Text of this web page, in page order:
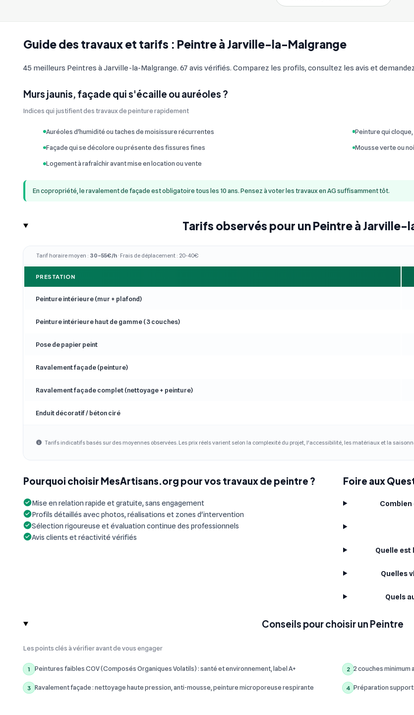
Guide des travaux et tarifs : Peintre à Jarville-la-Malgrange
45 meilleurs Peintres à Jarville-la-Malgrange. 67 avis vérifiés. Comparez les profils, consultez les avis et
Murs jaunis, façade qui s'écaille ou auréoles ?
Indices qui justifient des travaux de peinture rapidement
Auréoles d'humidité ou taches de moisissure récurrentes Peinture qui
Façade qui se décolore ou présente des fissures fines Mousse verte ou
Logement à rafraîchir avant mise en location ou vente
En copropriété, le ravalement de façade est obligatoire tous les 10 ans. Pensez à voter les travaux en AG suffisamment tôt.
Tarifs observés pour un Peintre à
Tarif horaire moyen : 30–55€/h · Frais de déplacement : 20-40€
PRESTATION
Peinture intérieure (mur + plafond)
Peinture intérieure haut de gamme (3 couches)
Pose de papier peint
Ravalement façade (peinture)
Ravalement façade complet (nettoyage + peinture)
Enduit décoratif / béton ciré
Tarifs indicatifs basés sur des moyennes observées. Les prix réels varient selon la complexité du projet, l'accessibilité, les matériaux et la
Pourquoi choisir MesArtisans.org pour vos travaux de peintre ?
Mise en relation rapide et gratuite, sans engagement
Profils détaillés avec photos, réalisations et zones d'intervention
Sélection rigoureuse et évaluation continue des professionnels
Avis clients et réactivité vérifiés
Foire aux
Quelle est
Quelles
Quels
Conseils pour choisir un Peintre
Les points clés à vérifier avant de vous engager
1 Peintures faibles COV (Composés Organiques Volatils) : santé et environnement, label A+ 2 2 couches minimum
3 Ravalement façade : nettoyage haute pression, anti-mousse, peinture microporeuse respirante 4 Préparation